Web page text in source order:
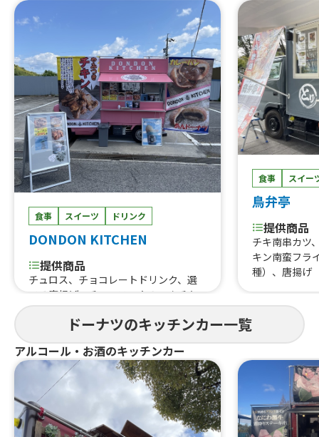
食事 スイーツ ドリンク
DONDON KITCHEN
提供商品
チュロス、チョコレートドリンク、選
べる唐揚げ、チュロス、やみつきチキ
ン、唐揚げ、炙りチーズカレーパン、あ
んドーナツ、カレーパン
食事 スイー
鳥弁亭
提供商品
チキ南串カツ
キン南蛮フラ
種）、唐揚げ
ドーナツのキッチンカー一覧
アルコール・お酒のキッチンカー